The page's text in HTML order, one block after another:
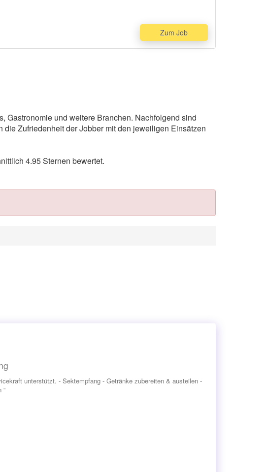
Zum Job
Gastronomie und weitere Branchen. Nachfolgend sind
Zufriedenheit der Jobber mit den jeweiligen Einsätzen
4.95 Sternen bewertet.
unterstützt. - Sektempfang - Getränke zubereiten & austeilen -
“